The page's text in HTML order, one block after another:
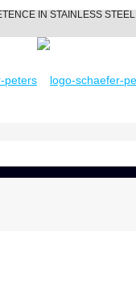
IN STAINLESS STEEL